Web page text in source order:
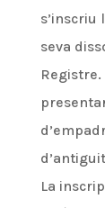
s’inscriu
seva
La